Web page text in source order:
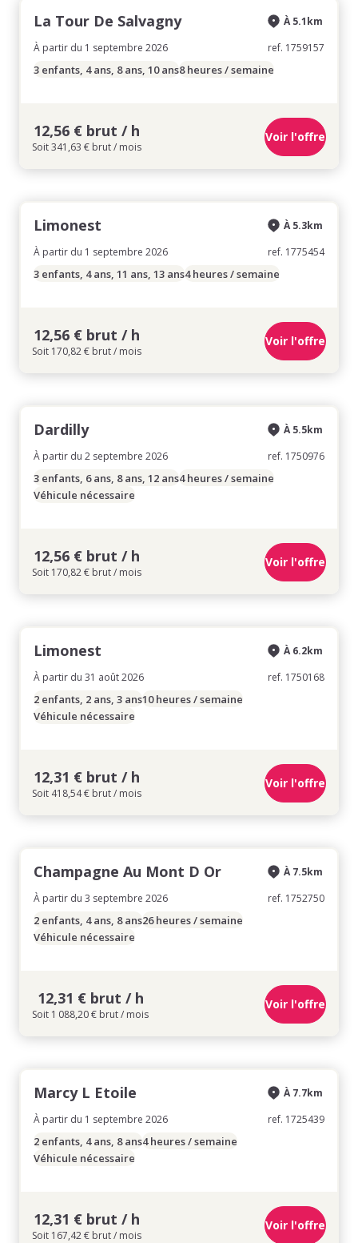
La Tour De Salvagny
À partir du 1 septembre 2026
À 5.1km
ref. 1759157
3 enfants, 4 ans, 8 ans, 10 ans8 heures / semaine
12,56 € brut / h
Soit 341,63 € brut / mois
Voir l'offre
Limonest
À partir du 1 septembre 2026
À 5.3km
ref. 1775454
3 enfants, 4 ans, 11 ans, 13 ans4 heures / semaine
12,56 € brut / h
Soit 170,82 € brut / mois
Voir l'offre
Dardilly
À partir du 2 septembre 2026
À 5.5km
ref. 1750976
3 enfants, 6 ans, 8 ans, 12 ans4 heures / semaine
Véhicule nécessaire
12,56 € brut / h
Soit 170,82 € brut / mois
Voir l'offre
Limonest
À partir du 31 août 2026
À 6.2km
ref. 1750168
2 enfants, 2 ans, 3 ans10 heures / semaine
Véhicule nécessaire
12,31 € brut / h
Soit 418,54 € brut / mois
Voir l'offre
Champagne Au Mont D Or
À partir du 3 septembre 2026
À 7.5km
ref. 1752750
2 enfants, 4 ans, 8 ans26 heures / semaine
Véhicule nécessaire
12,31 € brut / h
Soit 1 088,20 € brut / mois
Voir l'offre
Marcy L Etoile
À partir du 1 septembre 2026
À 7.7km
ref. 1725439
2 enfants, 4 ans, 8 ans4 heures / semaine
Véhicule nécessaire
12,31 € brut / h
Soit 167,42 € brut / mois
Voir l'offre